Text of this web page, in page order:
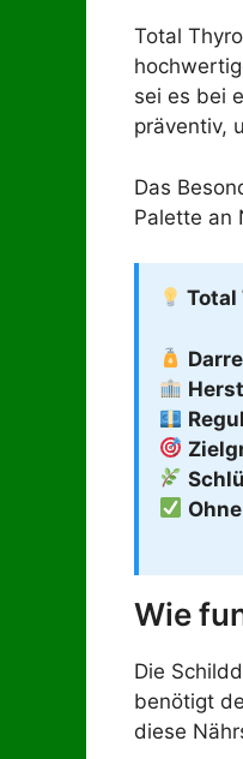
Total
sei es bei
präventiv,
Das
Palette an
Total
Wie
Die
benötigt
diese